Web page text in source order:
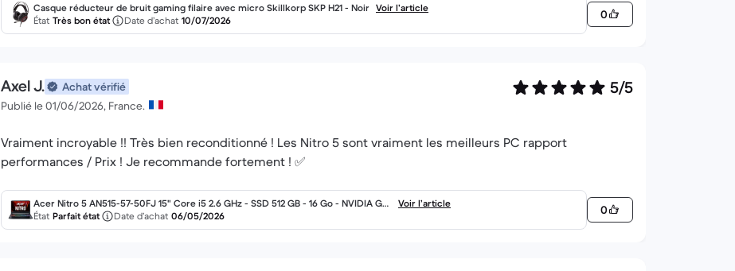
Casque réducteur de bruit gaming filaire avec micro Skillkorp SKP H21 - Noir Voir l’article
État Très bon état Date d’achat 10/07/2026 0
Axel J.
Achat vérifié
Publié le 01/06/2026, France.
5/5
Vraiment incroyable !! Très bien reconditionné ! Les Nitro 5 sont vraiment les meilleurs PC rapport
performances / Prix ! Je recommande fortement ! ✅
Acer Nitro 5 AN515-57-50FJ 15" Core i5 2.6 GHz - SSD 512 GB - 16 Go - NVIDIA Ge
Force RTX 3060 AZERTY - Français
Voir l’article
État Parfait état Date d’achat 06/05/2026 0